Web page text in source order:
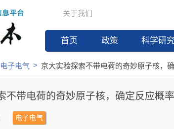
关于我们
首页 政策 科学研
电子电气 > 京大实验探索不带电荷的奇妙原子核，
不带电荷的奇妙原子核，确定反应概
电子电气